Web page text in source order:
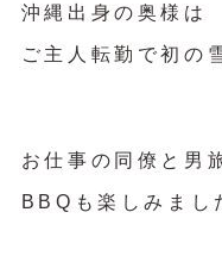
沖縄出身の奥様は
ご主人転勤で初の
お仕事の同僚と男
BBQも楽しみまし